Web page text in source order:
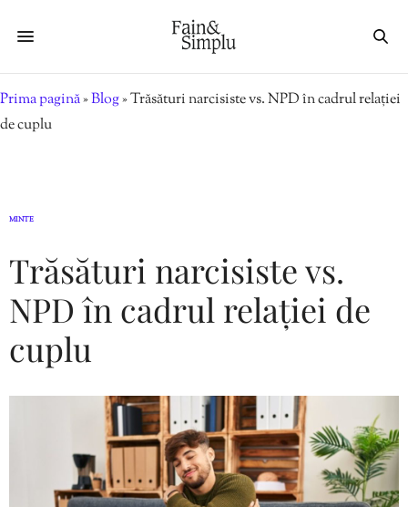
Prima pagină»Blog»Trăsături narcisiste vs. NPD în cadrul relației
de cuplu
MINTE
Trăsături narcisiste vs.
NPD în cadrul relației de
cuplu